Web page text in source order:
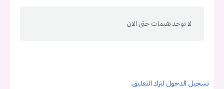
لا توجد تقيمات حتى الان
تسجيل الدخول لترك التعليق.